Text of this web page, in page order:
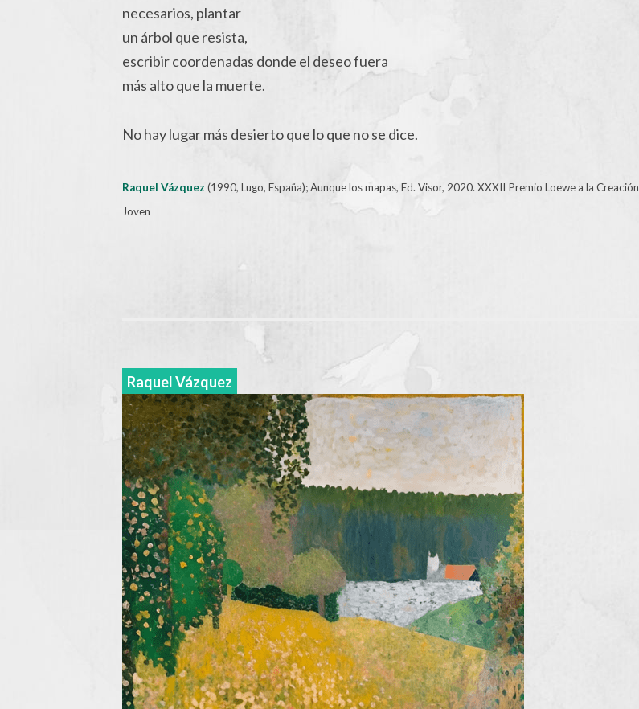
necesarios, plantar
un árbol que resista,
escribir coordenadas donde el deseo fuera
más alto que la muerte.
No hay lugar más desierto que lo que no se dice.
Raquel Vázquez (1990, Lugo, España); Aunque los mapas, Ed. Visor, 2020. XXXII Premio Loewe a la Creación
Joven
Raquel Vázquez